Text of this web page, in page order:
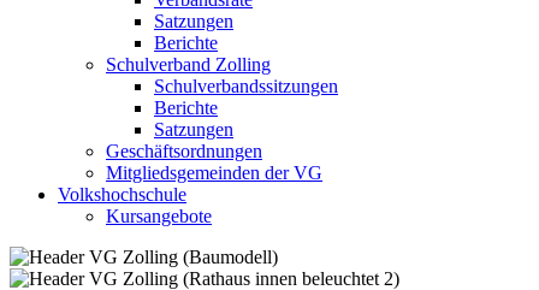
Satzungen
Berichte
Schulverband Zolling
Schulverbandssitzungen
Berichte
Satzungen
Geschäftsordnungen
Mitgliedsgemeinden der VG
Volkshochschule
Kursangebote